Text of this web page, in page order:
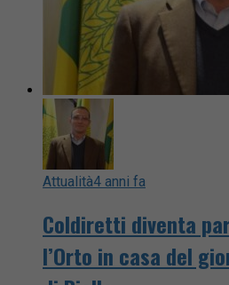
Attualità4 anni fa
Coldiretti diventa
l’Orto in casa del